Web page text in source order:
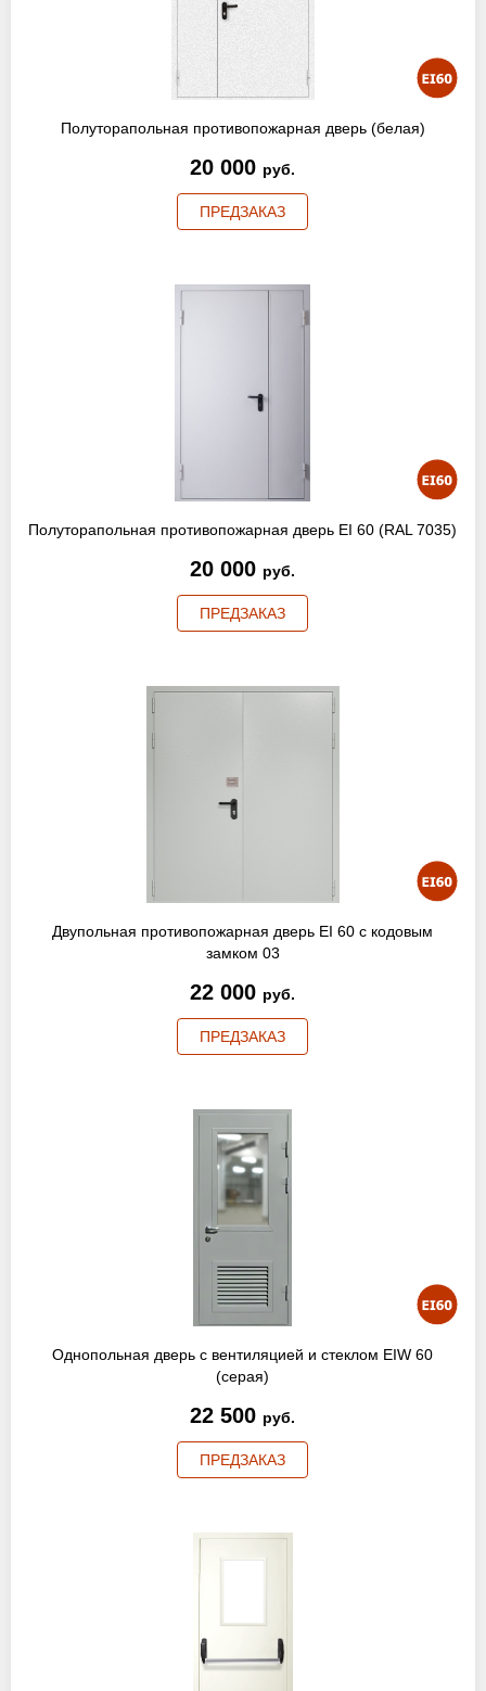
Полуторапольная противопожарная дверь (белая)
20 000 руб.
ПРЕДЗАКАЗ
Полуторапольная противопожарная дверь EI 60 (RAL 7035)
20 000 руб.
ПРЕДЗАКАЗ
Двупольная противопожарная дверь EI 60 с кодовым
замком 03
22 000 руб.
ПРЕДЗАКАЗ
Однопольная дверь с вентиляцией и стеклом EIW 60
(серая)
22 500 руб.
ПРЕДЗАКАЗ